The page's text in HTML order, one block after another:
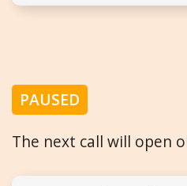
PAUSED
The next call will open